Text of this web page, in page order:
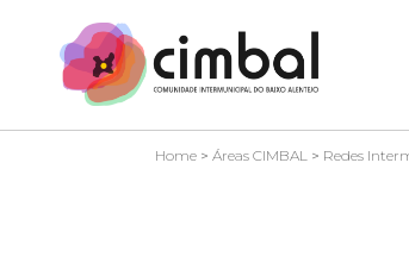
Home > Áreas CIMBAL > Redes